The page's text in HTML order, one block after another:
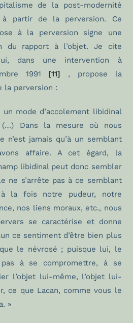
de la post-modernité
partir de la perversion. Ce
à la perversion signe une
du rapport à l’objet. Je cite
dans une intervention à
1991 [11] , propose la
la perversion :
un mode d’accolement libidinal
Dans la mesure où nous
n’est jamais qu’à un semblant
affaire. A cet égard, la
libidinal peut donc sembler
ne s’arrête pas à ce semblant
la fois notre pudeur, notre
nos liens moraux, etc., nous
se caractérise et donne
ce sentiment d’être bien plus
le névrosé ; puisque lui, le
à se compromettre, à se
l’objet lui-même, l’objet lui-
ce que Lacan, comme vous le
»